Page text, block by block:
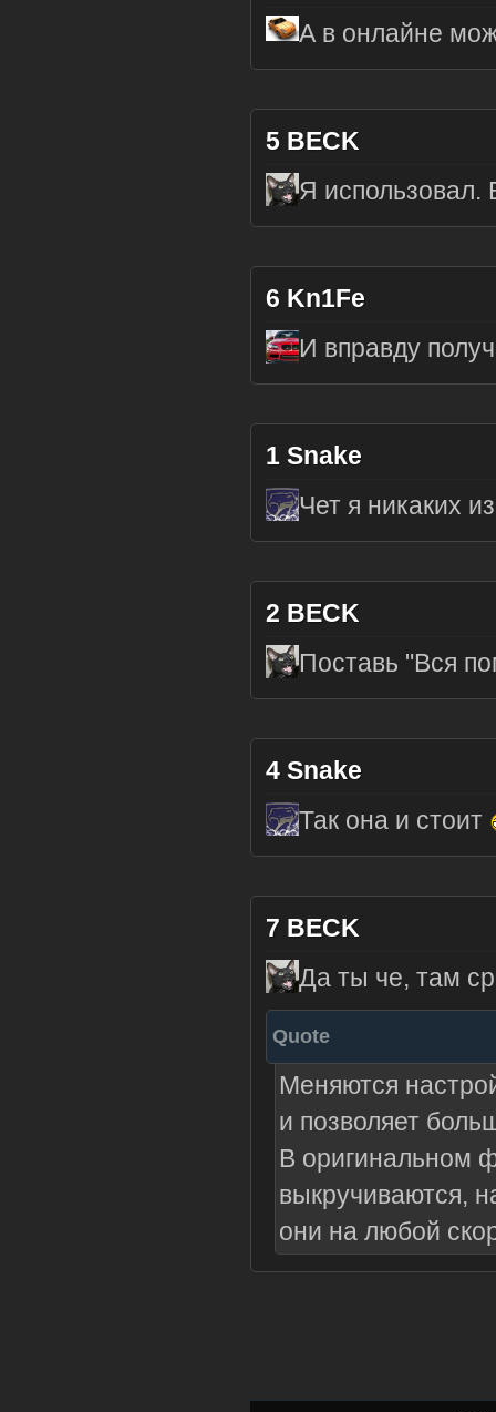
А в онлайне
5 BECK
Я использовал.
6 Kn1Fe
И вправду
1 Snake
Чет я никаких
2 BECK
Поставь "Вся
4 Snake
Так она и стоит
7 BECK
Да ты че, там
Quote
Меняются
и позволяет
В оригинальном
выкручиваются,
они на любой